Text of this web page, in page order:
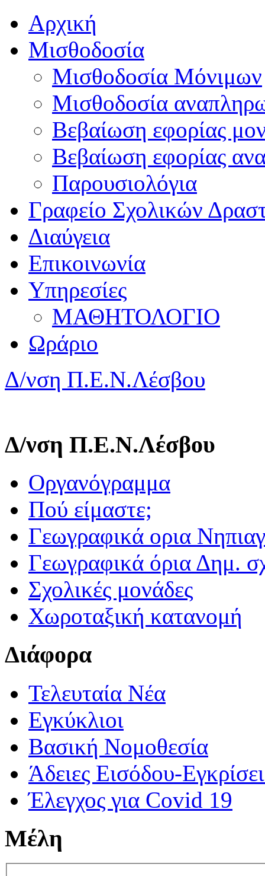
Αρχική
Μισθοδοσία
Μισθοδοσία Μόνιμων
Μισθοδοσία
Βεβαίωση εφορίας
Βεβαίωση εφορίας
Παρουσιολόγια
Γραφείο Σχολικών
Διαύγεια
Επικοινωνία
Υπηρεσίες
ΜΑΘΗΤΟΛΟΓΙΟ
Ωράριο
Δ/νση Π.Ε.Ν.Λέσβου
Δ/νση Π.Ε.Ν.Λέσβου
Οργανόγραμμα
Πού είμαστε;
Γεωγραφικά ορια
Γεωγραφικά όρια Δημ.
Σχολικές μονάδες
Χωροταξική κατανομή
Διάφορα
Τελευταία Νέα
Εγκύκλιοι
Βασική Νομοθεσία
Άδειες Εισόδου-
Έλεγχος για Covid 19
Μέλη